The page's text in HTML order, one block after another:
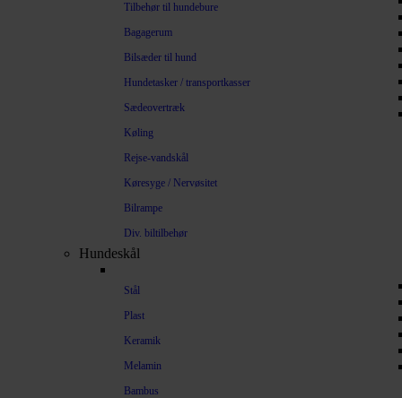
Tilbehør til hundebure
Bagagerum
Bilsæder til hund
Hundetasker / transportkasser
Sædeovertræk
Køling
Rejse-vandskål
Køresyge / Nervøsitet
Bilrampe
Div. biltilbehør
Hundeskål
Stål
Plast
Keramik
Melamin
Bambus